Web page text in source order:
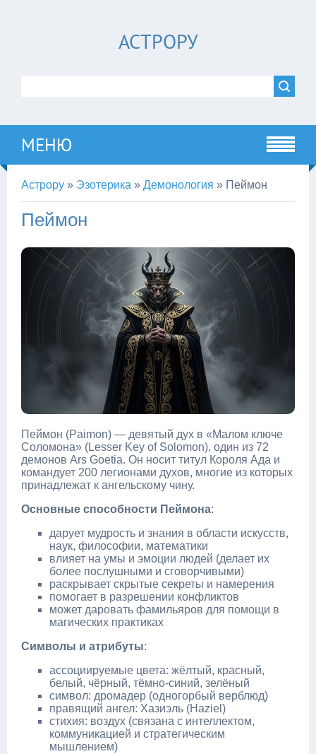
АСТРОРУ
МЕНЮ
Астрору » Эзотерика » Демонология » Пеймон
Пеймон
Пеймон (Paimon) — девятый дух в «Малом ключе
Соломона» (Lesser Key of Solomon), один из 72
демонов Ars Goetia. Он носит титул Короля Ада и
командует 200 легионами духов, многие из которых
принадлежат к ангельскому чину.
Основные способности Пеймона:
дарует мудрость и знания в области искусств,
наук, философии, математики
влияет на умы и эмоции людей (делает их
более послушными и сговорчивыми)
раскрывает скрытые секреты и намерения
помогает в разрешении конфликтов
может даровать фамильяров для помощи в
магических практиках
Символы и атрибуты:
ассоциируемые цвета: жёлтый, красный,
белый, чёрный, тёмно‑синий, зелёный
символ: дромадер (одногорбый верблюд)
правящий ангел: Хазиэль (Haziel)
стихия: воздух (связана с интеллектом,
коммуникацией и стратегическим
мышлением)